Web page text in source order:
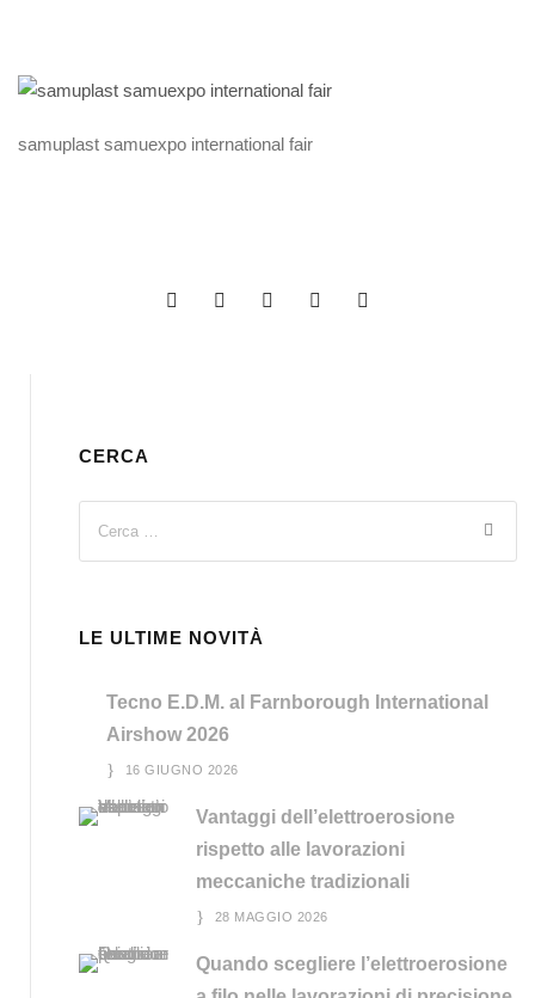
samuplast samuexpo international fair
CERCA
LE ULTIME NOVITÀ
Tecno E.D.M. al Farnborough International
Airshow 2026
16 GIUGNO 2026
Vantaggi dell’elettroerosione
rispetto alle lavorazioni
meccaniche tradizionali
28 MAGGIO 2026
Quando scegliere l’elettroerosione